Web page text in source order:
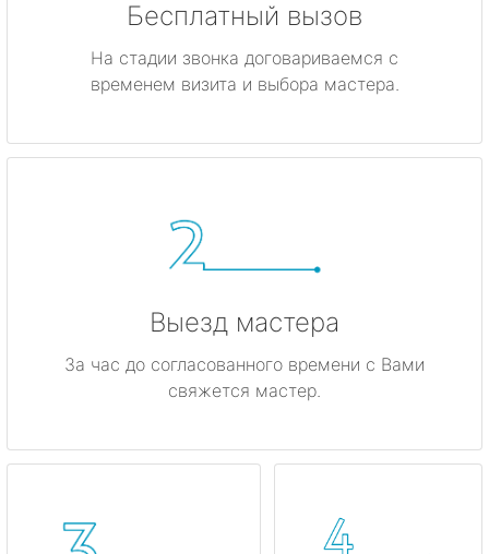
Бесплатный вызов
На стадии звонка договариваемся с
временем визита и выбора мастера.
Выезд мастера
За час до согласованного времени с Вами
свяжется мастер.